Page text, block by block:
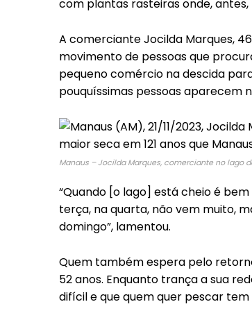
com plantas rasteiras onde, antes,
A comerciante Jocilda Marques,
movimento de pessoas que
pequeno comércio na descida
pouquíssimas pessoas aparecem
Manaus – Jocilda Marques, comerciante no lago
“Quando [o lago] está cheio é
terça, na quarta, não vem muito,
domingo”, lamentou.
Quem também espera pelo
52 anos. Enquanto trança a sua
difícil e que quem quer pescar